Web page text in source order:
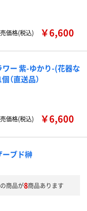
価格(税込) ￥6,600
ー 紫-ゆかり-(花器な
（直送品）
価格(税込) ￥6,600
ーブド榊
商品が8商品あります